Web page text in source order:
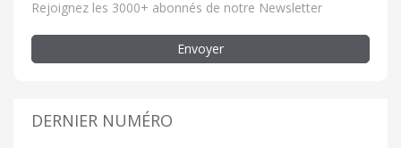
Rejoignez les 3000+ abonnés de notre Newsletter
Envoyer
DERNIER NUMÉRO